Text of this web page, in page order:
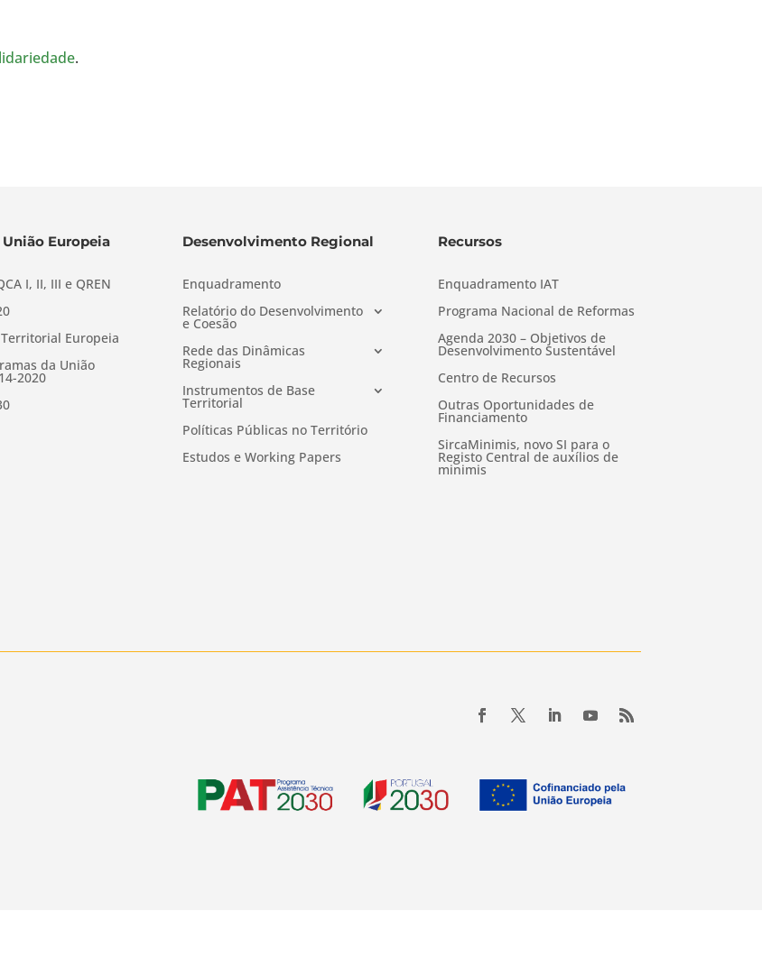
.
Europeia
I, II, III e QREN
Europeia
da União
2020
Desenvolvimento Regional
Enquadramento
Relatório do Desenvolvimento
e Coesão
Rede das Dinâmicas
Regionais
Instrumentos de Base
Territorial
Políticas Públicas no Território
Estudos e Working Papers
Recursos
Enquadramento IAT
Programa Nacional de Reformas
Agenda 2030 – Objetivos de
Desenvolvimento Sustentável
Centro de Recursos
Outras Oportunidades de
Financiamento
SircaMinimis, novo SI para o
Registo Central de auxílios de
minimis